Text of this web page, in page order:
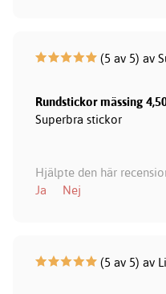
(5 av 5) av
Rundstickor mässing
Superbra stickor
Hjälpte den här
Ja
Nej
(5 av 5) av